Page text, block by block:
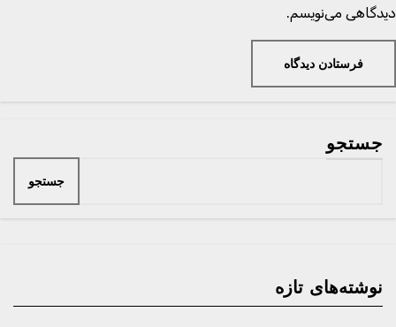
دیدگاهی می‌نویسم.
جستجو
جستجو
نوشته‌های تازه